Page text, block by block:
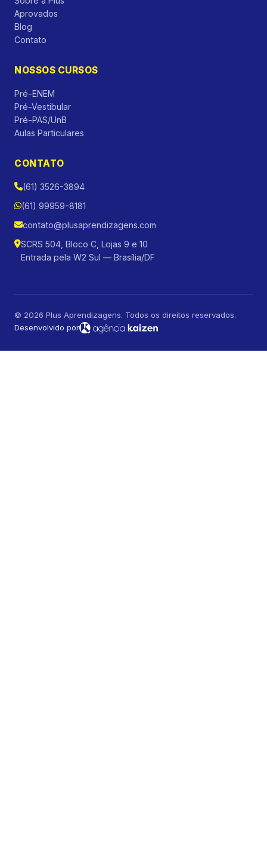
Aprovados
Blog
Contato
NOSSOS CURSOS
Pré-ENEM
Pré-Vestibular
Pré-PAS/UnB
Aulas Particulares
CONTATO
(61) 3526-3894
(61) 99959-8181
contato@plusaprendizagens.com
SCRS 504, Bloco C, Lojas 9 e 10
Entrada pela W2 Sul — Brasília/DF
© 2026 Plus Aprendizagens. Todos os direitos reservados.
Desenvolvido por